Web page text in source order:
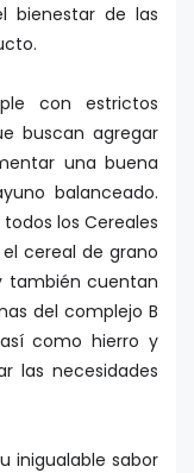
bienestar de las
con estrictos
buscan agregar
una buena
balanceado.
los Cereales
cereal de grano
también cuentan
del complejo B
como hierro y
las necesidades
inigualable sabor